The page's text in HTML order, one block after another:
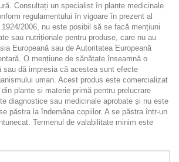
Consultați un specialist în plante medicinale
regulamentului în vigoare în prezent al
2006, nu este posibil să se facă mențiuni
sau nutriționale pentru produse, care nu au
Europeană sau de Autoritatea Europeană
O mențiune de sănătate înseamnă o
sau dă impresia că acestea sunt efecte
uman. Acest produs este comercializat
plante și materie primă pentru prelucrare
diagnostice sau medicinale aprobate și nu este
păstra la îndemâna copiilor. A se păstra într-un
Termenul de valabilitate minim este